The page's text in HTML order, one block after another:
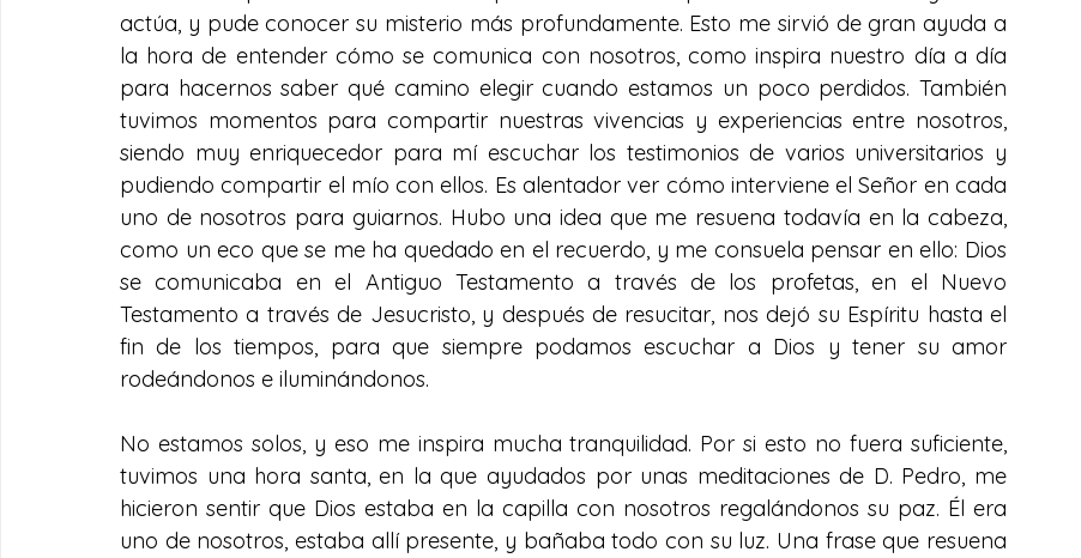
actúa, y pude conocer su misterio más profundamente. Esto me sirvió de gran ayuda a
la hora de entender cómo se comunica con nosotros, como inspira nuestro día a día
para hacernos saber qué camino elegir cuando estamos un poco perdidos. También
tuvimos momentos para compartir nuestras vivencias y experiencias entre nosotros,
siendo muy enriquecedor para mí escuchar los testimonios de varios universitarios y
pudiendo compartir el mío con ellos. Es alentador ver cómo interviene el Señor en cada
uno de nosotros para guiarnos. Hubo una idea que me resuena todavía en la cabeza,
como un eco que se me ha quedado en el recuerdo, y me consuela pensar en ello: Dios
se comunicaba en el Antiguo Testamento a través de los profetas, en el Nuevo
Testamento a través de Jesucristo, y después de resucitar, nos dejó su Espíritu hasta el
fin de los tiempos, para que siempre podamos escuchar a Dios y tener su amor
rodeándonos e iluminándonos.
No estamos solos, y eso me inspira mucha tranquilidad. Por si esto no fuera suficiente,
tuvimos una hora santa, en la que ayudados por unas meditaciones de D. Pedro, me
hicieron sentir que Dios estaba en la capilla con nosotros regalándonos su paz. Él era
uno de nosotros, estaba allí presente, y bañaba todo con su luz. Una frase que resuena